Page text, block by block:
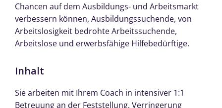
Chancen auf dem Ausbildungs- und Arbeitsmarkt
verbessern können, Ausbildungssuchende, von
Arbeitslosigkeit bedrohte Arbeitssuchende,
Arbeitslose und erwerbsfähige Hilfebedürftige.
Inhalt
Sie arbeiten mit Ihrem Coach in intensiver 1:1
Betreuung an der Feststellung, Verringerung